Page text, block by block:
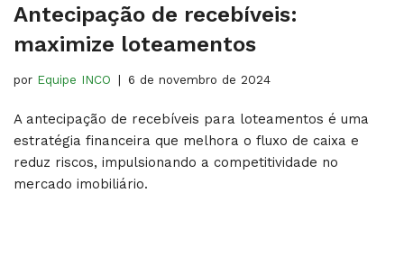
Antecipação de recebíveis:
maximize loteamentos
por Equipe INCO 6 de novembro de 2024
A antecipação de recebíveis para loteamentos é uma
estratégia financeira que melhora o fluxo de caixa e
reduz riscos, impulsionando a competitividade no
mercado imobiliário.